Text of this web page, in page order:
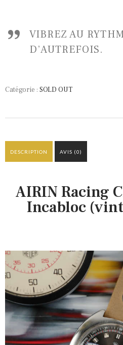
VIBREZ AU
D’AUTREFOIS.
Catégorie : SOLD OUT
DESCRIPTION AVIS (0)
AIRIN Racing
Incabloc